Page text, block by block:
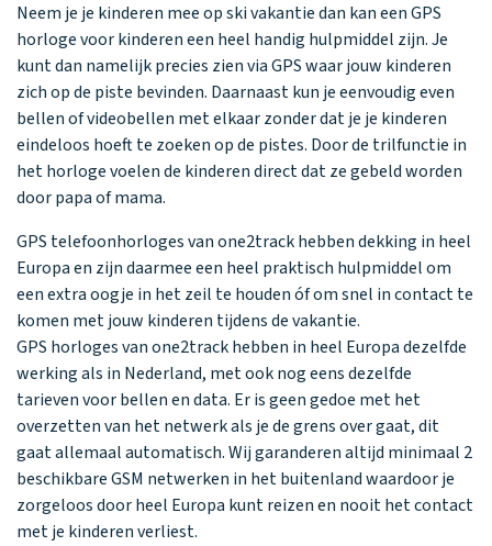
Neem je je kinderen mee op ski vakantie dan kan een GPS
horloge voor kinderen een heel handig hulpmiddel zijn. Je
kunt dan namelijk precies zien via GPS waar jouw kinderen
zich op de piste bevinden. Daarnaast kun je eenvoudig even
bellen of videobellen met elkaar zonder dat je je kinderen
eindeloos hoeft te zoeken op de pistes. Door de trilfunctie in
het horloge voelen de kinderen direct dat ze gebeld worden
door papa of mama.
GPS telefoonhorloges van one2track hebben dekking in heel
Europa en zijn daarmee een heel praktisch hulpmiddel om
een extra oogje in het zeil te houden óf om snel in contact te
komen met jouw kinderen tijdens de vakantie.
GPS horloges van one2track hebben in heel Europa dezelfde
werking als in Nederland, met ook nog eens dezelfde
tarieven voor bellen en data. Er is geen gedoe met het
overzetten van het netwerk als je de grens over gaat, dit
gaat allemaal automatisch. Wij garanderen altijd minimaal 2
beschikbare GSM netwerken in het buitenland waardoor je
zorgeloos door heel Europa kunt reizen en nooit het contact
met je kinderen verliest.